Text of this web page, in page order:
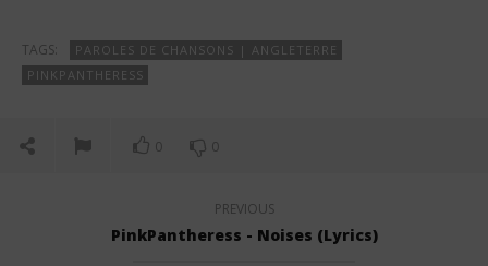
TAGS:
PAROLES DE CHANSONS | ANGLETERRE
PINKPANTHERESS
0 0
PREVIOUS
PinkPantheress - Noises (Lyrics)